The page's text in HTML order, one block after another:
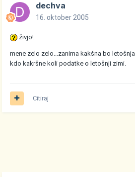
dechva
16. oktober 2005
živjo!
mene zelo zelo...zanima kakšna bo
kdo kakršne koli podatke o letošnji zimi.
Citiraj